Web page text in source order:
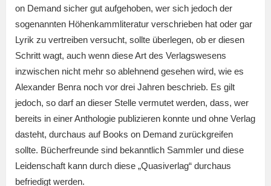
on Demand sicher gut aufgehoben, wer sich jedoch der
sogenannten Höhenkammliteratur verschrieben hat oder gar
Lyrik zu vertreiben versucht, sollte überlegen, ob er diesen
Schritt wagt, auch wenn diese Art des Verlagswesens
inzwischen nicht mehr so ablehnend gesehen wird, wie es
Alexander Benra noch vor drei Jahren beschrieb. Es gilt
jedoch, so darf an dieser Stelle vermutet werden, dass, wer
bereits in einer Anthologie publizieren konnte und ohne Verlag
dasteht, durchaus auf Books on Demand zurückgreifen
sollte. Bücherfreunde sind bekanntlich Sammler und diese
Leidenschaft kann durch diese „Quasiverlag“ durchaus
befriedigt werden.